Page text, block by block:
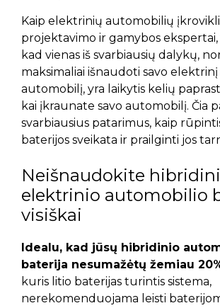
Kaip elektrinių automobilių
projektavimo ir gamybos ekspertai,
kad vienas iš svarbiausių dalykų,
maksimaliai išnaudoti savo
automobilį, yra laikytis kelių
kai įkraunate savo automobilį. Čia
svarbiausius patarimus, kaip
baterijos sveikata ir prailginti jos
Neišnaudokite
elektrinio automobilio
visiškai
Idealu, kad jūsų hibridinio
baterija nesumažėtų žemiau
kuris litio baterijas turintis sistema,
nerekomenduojama leisti